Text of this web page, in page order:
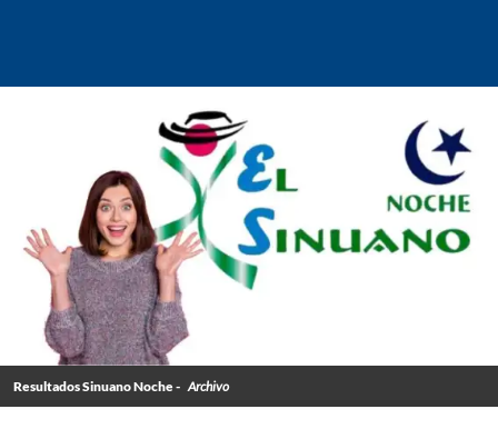
Resultados Sinuano Noche - Archivo